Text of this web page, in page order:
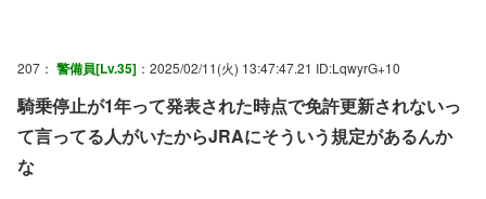
207： 警備員[Lv.35] ：2025/02/11(火) 13:47:47.21 ID:LqwyrG+10
騎乗停止が1年って発表された時点で免許更新されないっ
て言ってる人がいたからJRAにそういう規定があるんか
な